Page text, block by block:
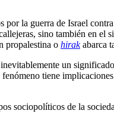
la guerra de Israel
sino también en el
propalestina o hirakabarca
un
tiene
sociopolíticos de la